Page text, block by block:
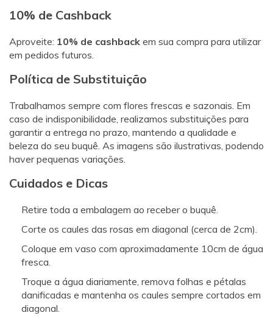
10% de Cashback
Aproveite: 10% de cashback em sua compra para utilizar
em pedidos futuros.
Política de Substituição
Trabalhamos sempre com flores frescas e sazonais. Em
caso de indisponibilidade, realizamos substituições para
garantir a entrega no prazo, mantendo a qualidade e
beleza do seu buquê. As imagens são ilustrativas, podendo
haver pequenas variações.
Cuidados e Dicas
Retire toda a embalagem ao receber o buquê.
Corte os caules das rosas em diagonal (cerca de 2cm).
Coloque em vaso com aproximadamente 10cm de água
fresca.
Troque a água diariamente, remova folhas e pétalas
danificadas e mantenha os caules sempre cortados em
diagonal.